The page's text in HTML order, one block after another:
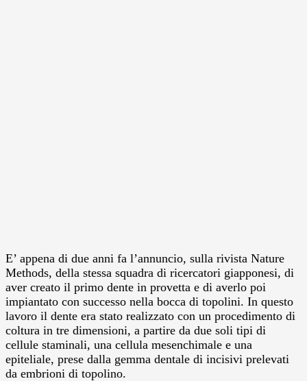
E’ appena di due anni fa l’annuncio, sulla rivista Nature
Methods, della stessa squadra di ricercatori giapponesi, di
aver creato il primo dente in provetta e di averlo poi
impiantato con successo nella bocca di topolini. In questo
lavoro il dente era stato realizzato con un procedimento di
coltura in tre dimensioni, a partire da due soli tipi di
cellule staminali, una cellula mesenchimale e una
epiteliale, prese dalla gemma dentale di incisivi prelevati
da embrioni di topolino.